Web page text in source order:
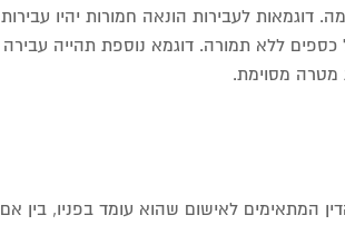
לעבירות הונאה חמורות יהיו עבירות
כספים ללא תמורה. דוגמא נוספת תהייה עבירה
מטרה מסוימת.
המתאימים לאישום שהוא עומד בפניו, בין אם